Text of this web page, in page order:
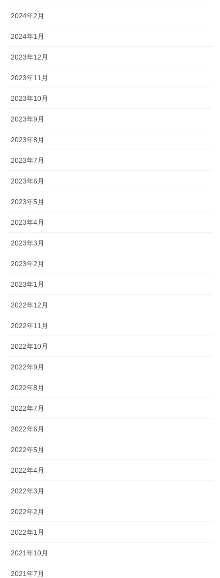
2024年2月
2024年1月
2023年12月
2023年11月
2023年10月
2023年9月
2023年8月
2023年7月
2023年6月
2023年5月
2023年4月
2023年3月
2023年2月
2023年1月
2022年12月
2022年11月
2022年10月
2022年9月
2022年8月
2022年7月
2022年6月
2022年5月
2022年4月
2022年3月
2022年2月
2022年1月
2021年10月
2021年7月